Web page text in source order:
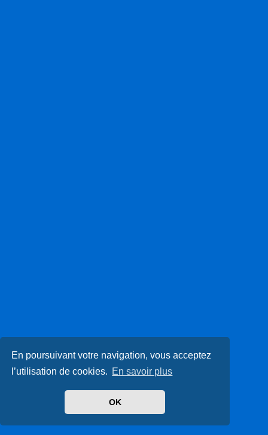
En poursuivant votre navigation, vous acceptez
l’utilisation de cookies. En savoir plus
OK